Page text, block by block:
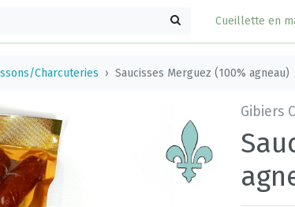
Cueillette en
Charcuteries Saucisses Merguez (100% agneau)
Gibiers